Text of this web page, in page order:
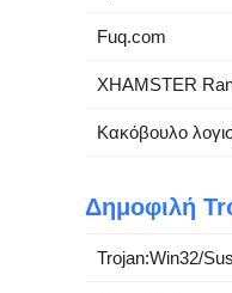
Fuq.com
XHAMSTER
Κακόβουλο
Δημοφιλή
Trojan:Win32/